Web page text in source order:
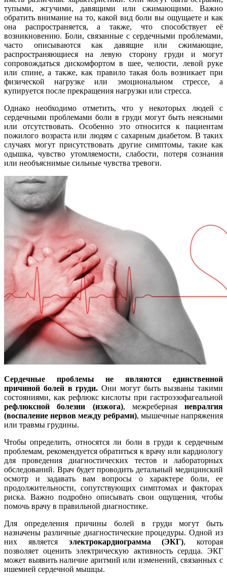
тупыми, жгучими, давящими или сжимающими. Важно
обратить внимание на то, какой вид боли вы ощущаете и как
она распространяется, а также, что способствует её
возникновению. Боли, связанные с сердечными проблемами,
часто описываются как давящие или сжимающие,
распространяющиеся на левую сторону груди и могут
сопровождаться дискомфортом в шее, челюсти, левой руке
или спине, а также, как правило такая боль возникает при
физической нагрузке или эмоциональном стрессе, а
купируется после прекращения нагрузки или стресса.
Однако необходимо отметить, что у некоторых людей с
сердечными проблемами боли в груди могут быть неясными
или отсутствовать. Особенно это относится к пациентам
пожилого возраста или людям с сахарным диабетом. В таких
случаях могут присутствовать другие симптомы, такие как
одышка, чувство утомляемости, слабости, потеря сознания
или необъяснимые сильные чувства тревоги.
Сердечные проблемы не являются единственной
причиной болей в груди. Они могут быть вызваны такими
состояниями, как рефлюкс кислоты при гастроэзофагеальной
рефлюксной болезни (изжога), межреберная невралгия
(воспаление нервов между ребрами), мышечные напряжения
или травмы грудины.
Чтобы определить, относятся ли боли в груди к сердечным
проблемам, рекомендуется обратиться к врачу или кардиологу
для проведения диагностических тестов и лабораторных
обследований. Врач будет проводить детальный медицинский
осмотр и задавать вам вопросы о характере боли, ее
продолжительности, сопутствующих симптомах и факторах
риска. Важно подробно описывать свои ощущения, чтобы
помочь врачу в правильной диагностике.
Для определения причины болей в груди могут быть
назначены различные диагностические процедуры. Одной из
них является электрокардиограмма (ЭКГ), которая
позволяет оценить электрическую активность сердца. ЭКГ
может выявить наличие аритмий или изменений, связанных с
ишемией сердечной мышцы.